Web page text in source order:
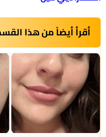
أقرأ أيضاً من هذا القسم